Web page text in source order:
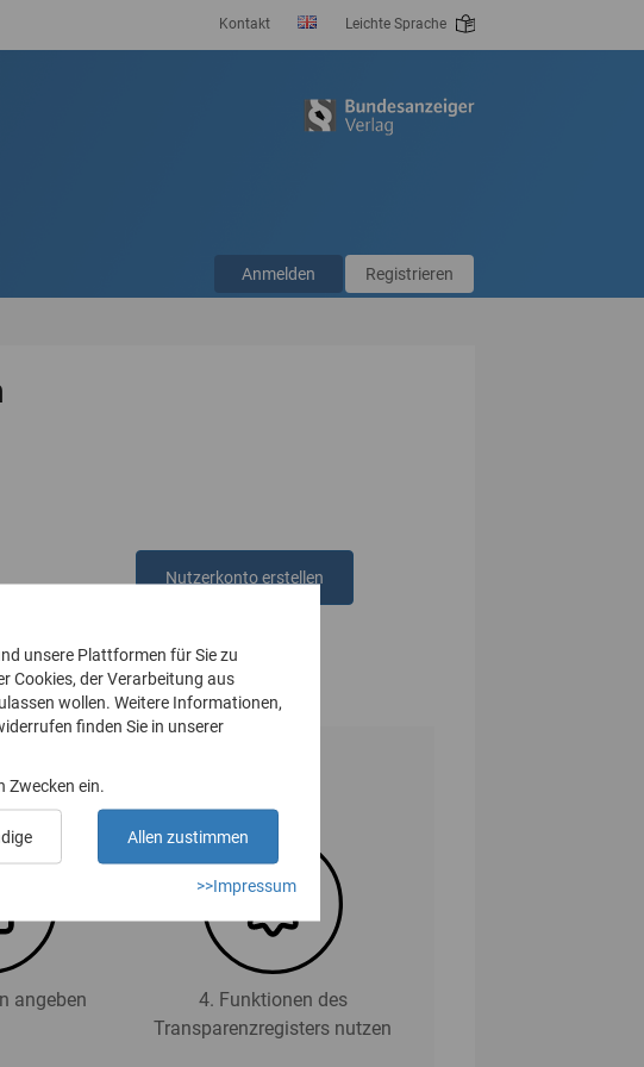
Kontakt Leichte Sprache
Anmelden Registrieren
Nutzerkonto erstellen
oderanmelden
angeben
4. Funktionen des
Transparenzregisters nutzen
unsere Plattformen für Sie zu
Cookies, der Verarbeitung aus
wollen. Weitere Informationen,
finden Sie in unserer
ein.
Allen zustimmen
>>Impressum